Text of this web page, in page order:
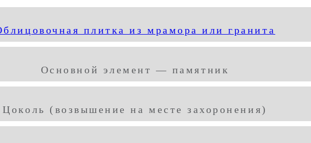
плитка из мрамора или гранита
Основной элемент — памятник
Цоколь (возвышение на месте захоронения)